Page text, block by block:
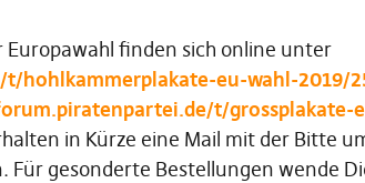
finden sich online unter
hohlkammerplakate-eu-wahl-2019/
t/grossplakate-
in Kürze eine Mail mit der Bitte
Für gesonderte Bestellungen wende